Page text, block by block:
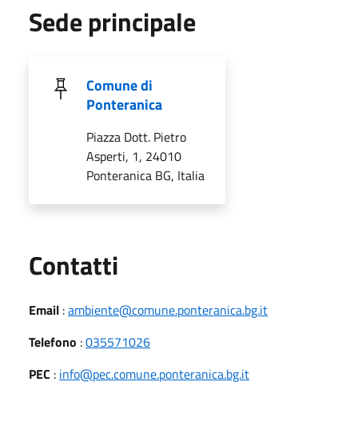
Sede principale
Comune di
Ponteranica
Piazza Dott. Pietro
Asperti, 1, 24010
Ponteranica BG, Italia
Contatti
Email :ambiente@comune.ponteranica.bg.it
Telefono :035571026
PEC : info@pec.comune.ponteranica.bg.it